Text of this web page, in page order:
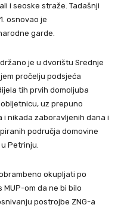
i seoske straže. Tadašnji
osnovao je
garde.
je u dvorištu Srednje
pročelju podsjeća
tih prvih domoljuba
uz prepuno
i nikada zaboravljenih dana i
područja domovine
Petrinju.
okupljati po
om da ne bi bilo
postrojbe ZNG-a